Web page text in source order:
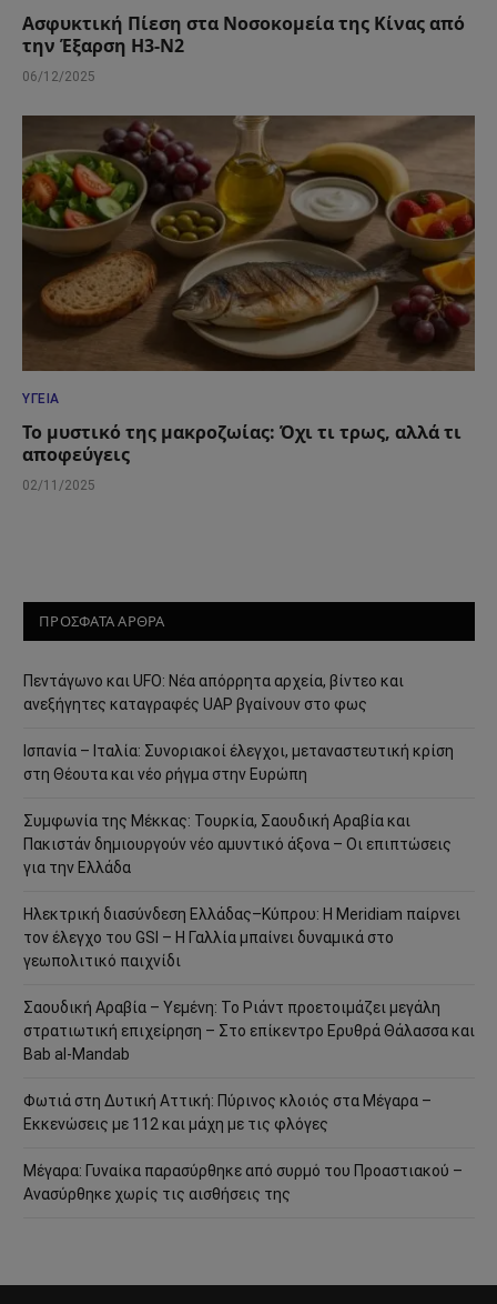
Ασφυκτική Πίεση στα Νοσοκομεία της Κίνας από
την Έξαρση H3-N2
06/12/2025
ΥΓΕΊΑ
Το μυστικό της μακροζωίας: Όχι τι τρως, αλλά τι
αποφεύγεις
02/11/2025
ΠΡΟΣΦΑΤΑ ΑΡΘΡΑ
Πεντάγωνο και UFO: Νέα απόρρητα αρχεία, βίντεο και
ανεξήγητες καταγραφές UAP βγαίνουν στο φως
Ισπανία – Ιταλία: Συνοριακοί έλεγχοι, μεταναστευτική κρίση
στη Θέουτα και νέο ρήγμα στην Ευρώπη
Συμφωνία της Μέκκας: Τουρκία, Σαουδική Αραβία και
Πακιστάν δημιουργούν νέο αμυντικό άξονα – Οι επιπτώσεις
για την Ελλάδα
Ηλεκτρική διασύνδεση Ελλάδας–Κύπρου: Η Meridiam παίρνει
τον έλεγχο του GSI – Η Γαλλία μπαίνει δυναμικά στο
γεωπολιτικό παιχνίδι
Σαουδική Αραβία – Υεμένη: Το Ριάντ προετοιμάζει μεγάλη
στρατιωτική επιχείρηση – Στο επίκεντρο Ερυθρά Θάλασσα και
Bab al-Mandab
Φωτιά στη Δυτική Αττική: Πύρινος κλοιός στα Μέγαρα –
Εκκενώσεις με 112 και μάχη με τις φλόγες
Μέγαρα: Γυναίκα παρασύρθηκε από συρμό του Προαστιακού –
Ανασύρθηκε χωρίς τις αισθήσεις της